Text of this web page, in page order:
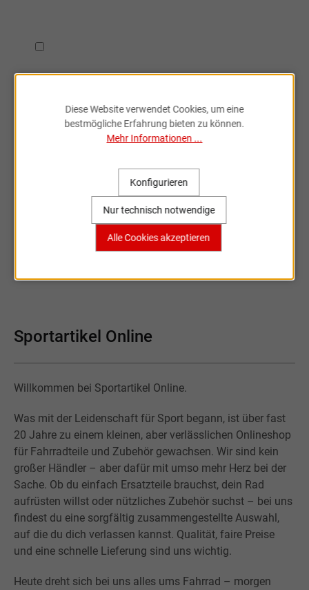
Fahrradzubehör & Ersatzteile
online entdecken
Große Auswahl, bekannte Marken,
schnelle Lieferung – Sportartikel Online
Sportartikel Online
Willkommen bei Sportartikel Online.
Was mit der Leidenschaft für Sport begann, ist über fast
20 Jahre zu einem kleinen, aber verlässlichen Onlineshop
für Fahrradteile und Zubehör gewachsen. Wir sind kein
großer Händler – aber dafür mit umso mehr Herz bei der
Sache. Ob du einfach Ersatzteile brauchst, dein Rad
aufrüsten willst oder nützliches Zubehör suchst – bei uns
findest du eine sorgfältig zusammengestellte Auswahl,
auf die du dich verlassen kannst. Qualität, faire Preise
und eine schnelle Lieferung sind uns wichtig.
Heute dreht sich bei uns alles ums Fahrrad – morgen
Diese Website verwendet Cookies, um eine
bestmögliche Erfahrung bieten zu können.
Mehr Informationen ...
Nur technisch notwendige
Konfigurieren
Alle Cookies akzeptieren